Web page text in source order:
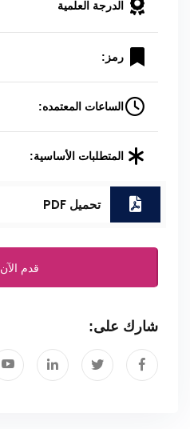
الدرجة العلمية
رمز:
الساعات المعتمده:
المتطلبات الأساسية:
تحميل PDF
قدم الآن
شارك على: